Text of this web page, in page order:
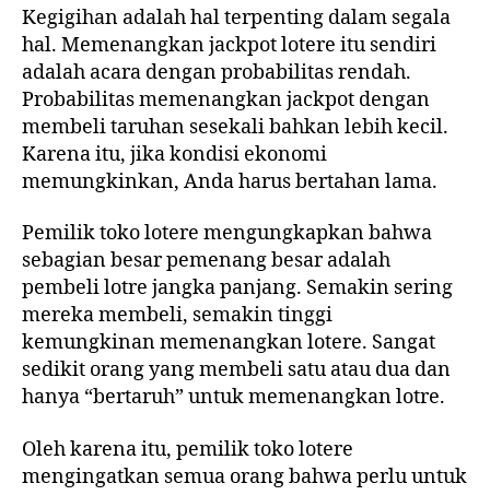
Kegigihan adalah hal terpenting dalam segala
hal. Memenangkan jackpot lotere itu sendiri
adalah acara dengan probabilitas rendah.
Probabilitas memenangkan jackpot dengan
membeli taruhan sesekali bahkan lebih kecil.
Karena itu, jika kondisi ekonomi
memungkinkan, Anda harus bertahan lama.
Pemilik toko lotere mengungkapkan bahwa
sebagian besar pemenang besar adalah
pembeli lotre jangka panjang. Semakin sering
mereka membeli, semakin tinggi
kemungkinan memenangkan lotere. Sangat
sedikit orang yang membeli satu atau dua dan
hanya “bertaruh” untuk memenangkan lotre.
Oleh karena itu, pemilik toko lotere
mengingatkan semua orang bahwa perlu untuk